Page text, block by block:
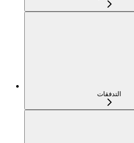
التدفقات